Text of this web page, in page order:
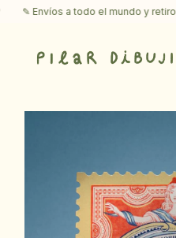
✎ Envíos a todo el mundo y retiros